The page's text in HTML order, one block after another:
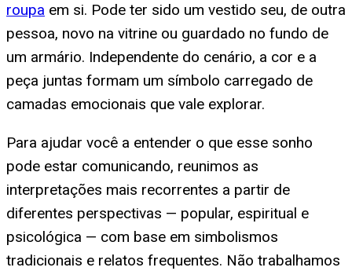
roupa em si. Pode ter sido um vestido seu, de outra
pessoa, novo na vitrine ou guardado no fundo de
um armário. Independente do cenário, a cor e a
peça juntas formam um símbolo carregado de
camadas emocionais que vale explorar.
Para ajudar você a entender o que esse sonho
pode estar comunicando, reunimos as
interpretações mais recorrentes a partir de
diferentes perspectivas — popular, espiritual e
psicológica — com base em simbolismos
tradicionais e relatos frequentes. Não trabalhamos